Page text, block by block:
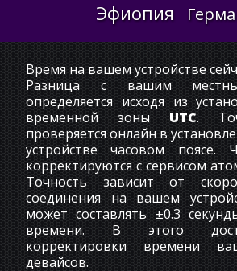
Эфиопия
Время на вашем устройстве
Разница с вашим
определяется исходя из
временной зоныUTC.
проверяется онлайн в
устройстве часовом
корректируются с сервисом
Точность зависит от
соединения на вашем
может составлять ±0.3
времени. В этого
корректировки времени
девайсов.